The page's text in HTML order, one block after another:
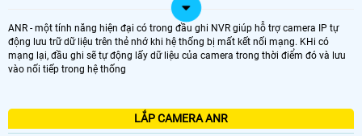
ANR - một tính năng hiện đại có trong đầu ghi NVR giúp hỗ trợ camera IP tự
động lưu trữ dữ liệu trên thẻ nhớ khi hệ thống bị mất kết nối mạng. KHi có
mạng lại, đầu ghi sẽ tự động lấy dữ liệu của camera trong thời điểm đó và lưu
vào nối tiếp trong hệ thống
LẮP CAMERA ANR